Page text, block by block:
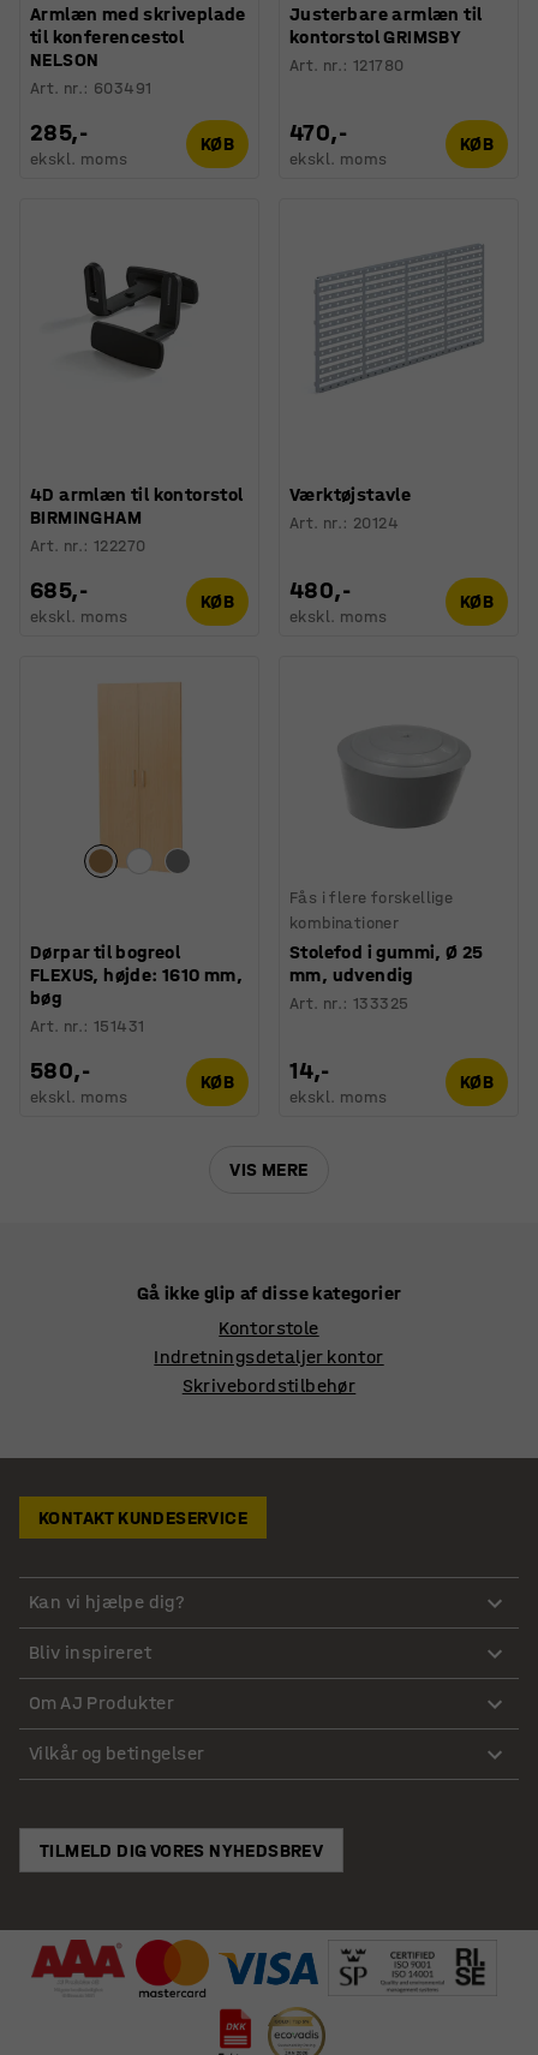
Armlæn med skriveplade
til konferencestol
NELSON
Art. nr.: 603491
285,-
ekskl. moms
KØB
Justerbare armlæn til
kontorstol GRIMSBY
Art. nr.:121780
470,-
ekskl. moms
KØB
4D armlæn til kontorstol
BIRMINGHAM
Art. nr.:122270
685,-
ekskl. moms
KØB
Værktøjstavle
Art. nr.: 20124
480,-
ekskl. moms
KØB
Dørpar til bogreol
FLEXUS, højde: 1610 mm,
bøg
Art. nr.:151431
580,-
ekskl. moms
KØB
Fås i flere forskellige
kombinationer
Stolefod i gummi, Ø 25
mm, udvendig
Art. nr.:133325
14,-
ekskl. moms
KØB
VIS MERE
Gå ikke glip af disse kategorier
Kontorstole
Indretningsdetaljer kontor
Skrivebordstilbehør
KONTAKT KUNDESERVICE
Kan vi hjælpe dig?
Bliv inspireret
Om AJ Produkter
Vilkår og betingelser
TILMELD DIG VORES NYHEDSBREV